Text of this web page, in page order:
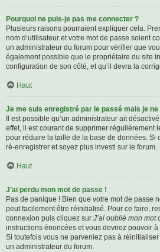
Pourquoi ne puis-je pas me connecter ?
Plusieurs raisons pourraient expliquer cela.
nom d’utilisateur et votre mot de passe soient
un administrateur du forum pour vérifier que
également possible que le propriétaire du site
configuration de son côté, et qu’il devra la
Haut
Je me suis enregistré par le passé mais je
Il est possible qu’un administrateur ait
effet, il est courant de supprimer régulièrement
pour réduire la taille de la base de données. Si
ré-enregistrer et soyez plus investi sur le forum.
Haut
J’ai perdu mon mot de passe !
Pas de panique ! Bien que votre mot de passe
peut facilement être réinitialisé. Pour ce faire,
connexion puis cliquez sur J’ai oublié mon mot
instructions énoncées et vous devriez pouvoir
Si toutefois vous ne parveniez pas à
un administrateur du forum.